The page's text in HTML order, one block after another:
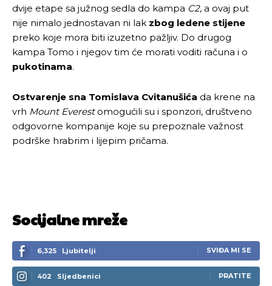
dvije etape sa južnog sedla do kampa C2, a ovaj put
nije nimalo jednostavan ni lak zbog ledene stijene
preko koje mora biti izuzetno pažljiv. Do drugog
kampa Tomo i njegov tim će morati voditi računa i o
pukotinama.
Ostvarenje sna Tomislava Cvitanušića da krene na
vrh Mount Everestomogućili su i sponzori, društveno
odgovorne kompanije koje su prepoznale važnost
podrške hrabrim i lijepim pričama.
Socijalne mreže
6,325 Ljubitelji SVIĐA MI SE
402 Sljedbenici PRATITE